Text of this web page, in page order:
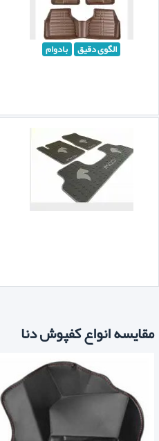
الگوی دقیق بادوام
مقایسه انواع کفپوش دنا